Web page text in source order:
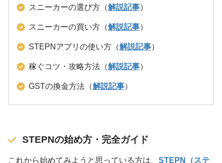
スニーカーの選び方（解説記事）
スニーカーの買い方（解説記事）
STEPNアプリの使い方（解説記事）
稼ぐコツ・攻略方法（解説記事）
GSTの換金方法（解説記事）
STEPNの始め方・完全ガイド
これから始めてみようと思っている方は、 STEPN（ステ